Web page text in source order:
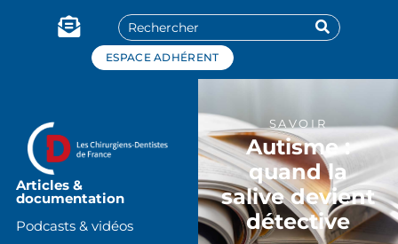
ESPACE ADHÉRENT
Articles &
documentation
Podcasts & vidéos
SAVOIR
Autisme :
quand la
salive devient
détective
Panneau de gestion des cookies